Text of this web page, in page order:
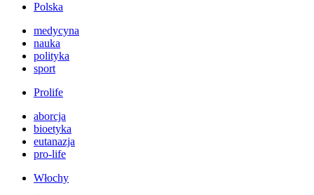
Polska
medycyna
nauka
polityka
sport
Prolife
aborcja
bioetyka
eutanazja
pro-life
Włochy